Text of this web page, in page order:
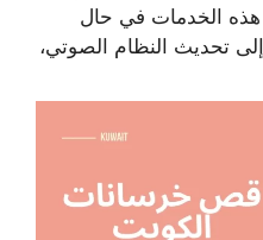
هذه الخدمات في حال
تحديث النظام الصوتي،